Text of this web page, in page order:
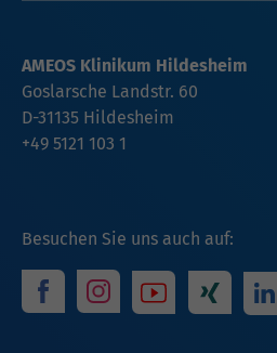
Besuchen Sie uns auch auf:
AMEOS Klinikum Hildesheim
Goslarsche Landstr. 60
D-31135 Hildesheim
+49 5121 103 1